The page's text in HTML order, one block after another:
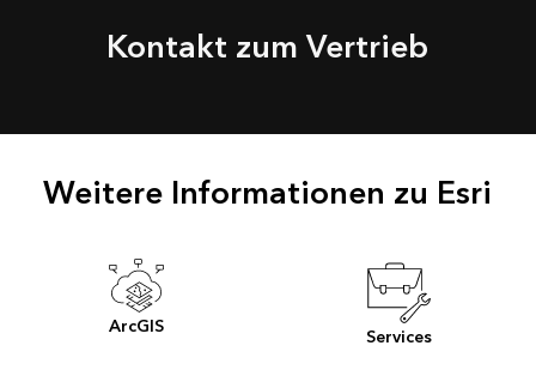
Kontakt zum Vertrieb
Weitere Informationen zu Esri
ArcGIS Services